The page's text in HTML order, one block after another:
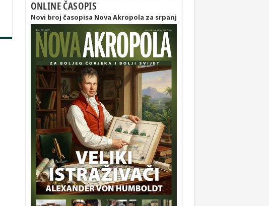
ONLINE ČASOPIS
Novi broj časopisa Nova Akropola za srpanj